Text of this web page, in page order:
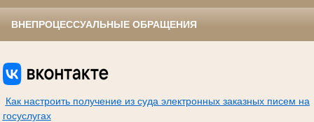
ВНЕПРОЦЕССУАЛЬНЫЕ ОБРАЩЕНИЯ
Как настроить получение из суда электронных заказных писем на
госуслугах